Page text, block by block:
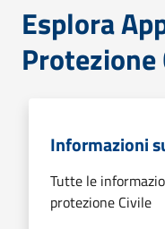
Esplora
Protezione
Informazioni
Tutte le
protezione Civile